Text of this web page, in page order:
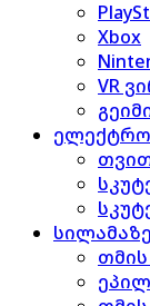
Xbox
VR